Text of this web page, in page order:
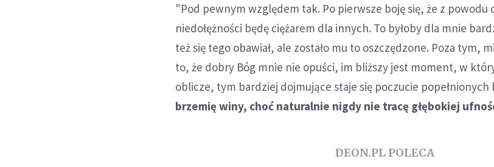
"Pod pewnym względem tak. Po pierwsze boję się, że z powodu
niedołężności będę ciężarem dla innych. To byłoby dla mnie
też się tego obawiał, ale zostało mu to oszczędzone. Poza tym,
to, że dobry Bóg mnie nie opuści, im bliższy jest moment, w
oblicze, tym bardziej dojmujące staje się poczucie popełnionych
brzemię winy, choć naturalnie nigdy nie tracę głębokiej
DEON.PL POLECA